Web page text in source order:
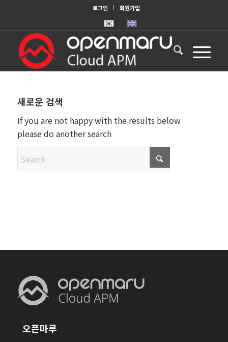
로그인 회원가입
새로운 검색
If you are not happy with the results below
please do another search
오픈마루